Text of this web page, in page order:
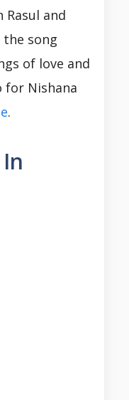
Rasul and
the song
of love and
for Nishana
.